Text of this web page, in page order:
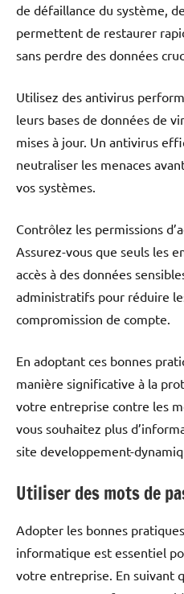
de défaillance du système,
permettent de restaurer
sans perdre des données
Utilisez des antivirus
leurs bases de données de
mises à jour. Un antivirus
neutraliser les menaces
vos systèmes.
Contrôlez les permissions
Assurez-vous que seuls les
accès à des données
administratifs pour réduire
compromission de compte.
En adoptant ces bonnes
manière significative à la
votre entreprise contre les
vous souhaitez plus
site developpement-
Utiliser des mots de
Adopter les bonnes
informatique est essentiel
votre entreprise. En suivant